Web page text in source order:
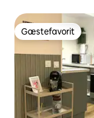
Gæstefavorit
Gæstefavorit